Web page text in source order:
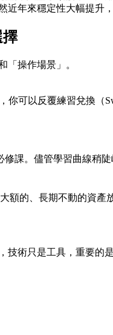
年來穩定性大幅提升
擇
「操作場景」。
你可以反覆練習兌換（
修課。儘管學習曲線稍
額的、長期不動的資
術只是工具，重要